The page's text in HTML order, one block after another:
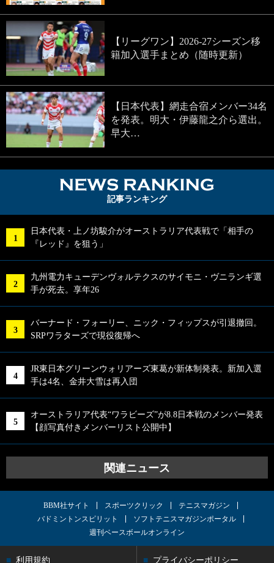
【リーグワン】2026-27シーズン移
籍加入選手まとめ（随時更新）
【日本代表】網走合宿メンバー34名
を発表。明大・伊藤龍之介ら選出。
早大…
記事ランキング
日本代表・上ノ坊駿介がオーストラリア代表戦で「相手の
『レッド』を狙う」
九州電力キューデンヴォルテクスのサイモニ・ヴニランギ選
手が死去。享年26
バーナード・フォーリー、ニック・フィップスが引退撤回。
SRPワラターズで現役復帰へ
JR東日本グリーンウォリアーズ東葛が新体制発表。新加入選
手は4名、金井大雪は再入団
オーストラリア代表“ワラビーズ”が8.8日本戦のメンバー発表
【顔写真付きメンバーリスト公開中】
関連ニュース
BBM社サイト スポーツクリック
テニスマガジン
バドミントンスピリット
ソフトテニスマガジンポータル
週刊ベースボールオンライン
利用規約 プライバシーポリシー